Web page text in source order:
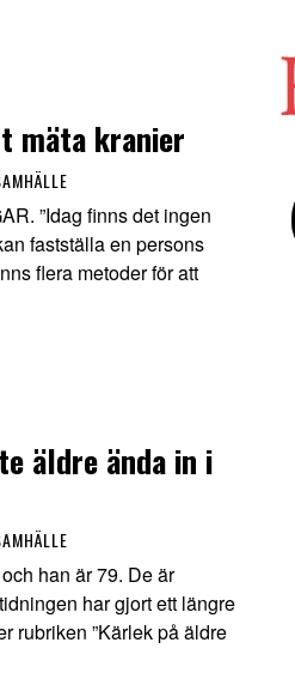
mäta kranier
”Idag finns det ingen
fastställa en persons
flera metoder för att
äldre ända in i
han är 79. De är
har gjort ett längre
rubriken ”Kärlek på äldre